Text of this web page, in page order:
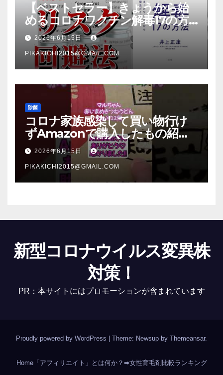
【ベストセラー】きょうから始
めるコロナワクチン解毒17の方
法【本要約】
2026年6月15日
PIKAKICHI2015@GMAIL.COM
除菌
コロナ家族感染して買い物行け
ずAmazonで購入したもの紹
介 #Shorts
2026年6月15日
PIKAKICHI2015@GMAIL.COM
新型コロナウイルス変異株
対策！
PR：本サイトにはプロモーションが含まれています
Proudly powered by WordPress Theme: Newsup by Themeansar.
Home「アフィリエイト」とは何か？ ➡女性育毛剤比較ランキング